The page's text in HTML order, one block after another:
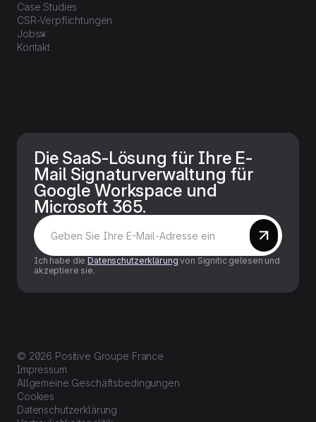
Case Studies
CSR-Verpflichtungen
Jobs
Kontakt
Die SaaS-Lösung für Ihre E-
Mail Signaturverwaltung für
Google Workspace und
Microsoft 365.
Ich habe dieDatenschutzerklärung von Signitic gelesen und
akzeptiere sie.
© 2026 Positive Groupe France
Impressum
Allgemeine Geschäftsbedingungen
Cookies
Datenschutzerklärung